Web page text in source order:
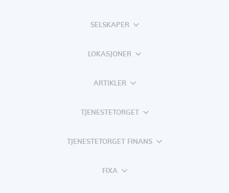
SELSKAPER
LOKASJONER
ARTIKLER
TJENESTETORGET
TJENESTETORGET FINANS
FIXA